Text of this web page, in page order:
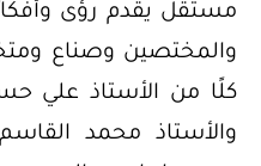
مستقل يقدم رؤى
والمختصين وصناع
كلًا من الأستاذ علي
والأستاذ محمد